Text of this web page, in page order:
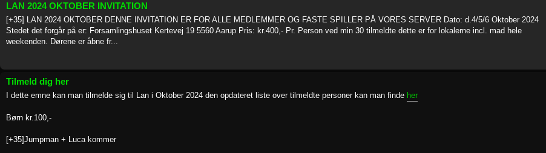
LAN 2024 OKTOBER INVITATION
[+35] LAN 2024 OKTOBER DENNE INVITATION ER FOR ALLE MEDLEMMER OG FASTE SPILLER PÅ VORES SERVER Dato: d.4/5/6 Oktober 2024
Stedet det forgår på er: Forsamlingshuset Kertevej 19 5560 Aarup Pris: kr.400,- Pr. Person ved min 30 tilmeldte dette er for lokalerne incl. mad hele
weekenden. Dørene er åbne fr...
Tilmeld dig her
I dette emne kan man tilmelde sig til Lan i Oktober 2024 den opdateret liste over tilmeldte personer kan man finde her
Børn kr.100,-
[+35]Jumpman + Luca kommer